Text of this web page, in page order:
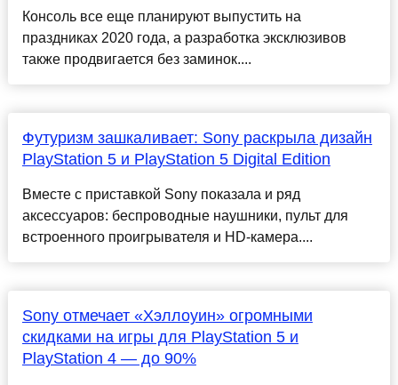
Консоль все еще планируют выпустить на
праздниках 2020 года, а разработка эксклюзивов
также продвигается без заминок....
Футуризм зашкаливает: Sony раскрыла дизайн
PlayStation 5 и PlayStation 5 Digital Edition
Вместе с приставкой Sony показала и ряд
аксессуаров: беспроводные наушники, пульт для
встроенного проигрывателя и HD-камера....
Sony отмечает «Хэллоуин» огромными
скидками на игры для PlayStation 5 и
PlayStation 4 — до 90%